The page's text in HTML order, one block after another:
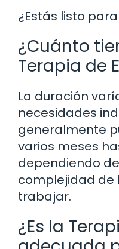
¿Estás listo
¿Cuánto
Terapia de
La duración
necesidades
generalmente
varios meses
dependiendo
complejidad de
trabajar.
¿Es la